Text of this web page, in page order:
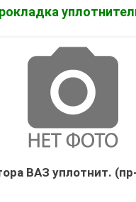
ВАЗ уплотнит.